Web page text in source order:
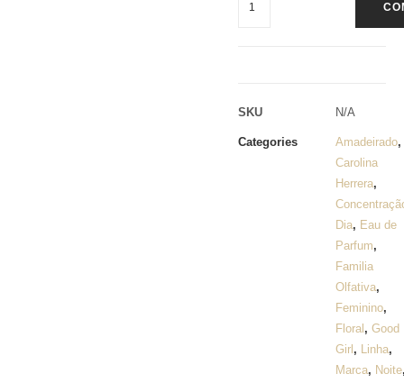
SKU N/A
Categories Amadeirado,
Carolina
Herrera,
Dia, Eau de
Parfum,
Familia
Olfativa,
Feminino,
Floral , Good
Girl , Linha,
Marca, Noite